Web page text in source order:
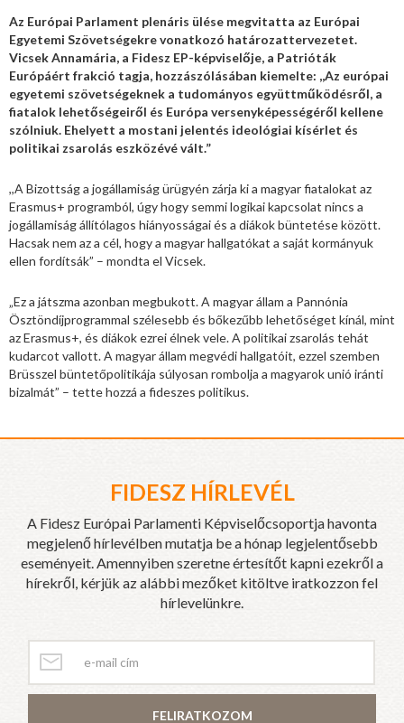
Az Európai Parlament plenáris ülése megvitatta az Európai
Egyetemi Szövetségekre vonatkozó határozattervezetet.
Vicsek Annamária, a Fidesz EP-képviselője, a Patrióták
Európáért frakció tagja, hozzászólásában kiemelte: ,,Az európai
egyetemi szövetségeknek a tudományos együttműködésről, a
fiatalok lehetőségeiről és Európa versenyképességéről kellene
szólniuk. Ehelyett a mostani jelentés ideológiai kísérlet és
politikai zsarolás eszközévé vált.”
,,A Bizottság a jogállamiság ürügyén zárja ki a magyar fiatalokat az
Erasmus+ programból, úgy hogy semmi logikai kapcsolat nincs a
jogállamiság állítólagos hiányosságai és a diákok büntetése között.
Hacsak nem az a cél, hogy a magyar hallgatókat a saját kormányuk
ellen fordítsák” – mondta el Vicsek.
„Ez a játszma azonban megbukott. A magyar állam a Pannónia
Ösztöndíjprogrammal szélesebb és bőkezűbb lehetőséget kínál, mint
az Erasmus+, és diákok ezrei élnek vele. A politikai zsarolás tehát
kudarcot vallott. A magyar állam megvédi hallgatóit, ezzel szemben
Brüsszel büntetőpolitikája súlyosan rombolja a magyarok unió iránti
bizalmát” – tette hozzá a fideszes politikus.
FIDESZ HÍRLEVÉL
A Fidesz Európai Parlamenti Képviselőcsoportja havonta
megjelenő hírlevélben mutatja be a hónap legjelentősebb
eseményeit. Amennyiben szeretne értesítőt kapni ezekről a
hírekről, kérjük az alábbi mezőket kitöltve iratkozzon fel
hírlevelünkre.
FELIRATKOZOM